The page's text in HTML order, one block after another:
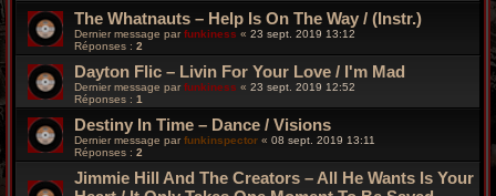
The Whatnauts – Help Is On The Way / (Instr.)
Dernier message parfunkiness « 23 sept. 2019 13:12
Réponses : 2
Dayton Flic ‎– Livin For Your Love / I'm Mad
Dernier message par funkiness « 23 sept. 2019 12:52
Réponses : 1
Destiny In Time – Dance / Visions
Dernier message parfunkinspector « 08 sept. 2019 13:11
Réponses : 2
Jimmie Hill And The Creators ‎– All He Wants Is Your